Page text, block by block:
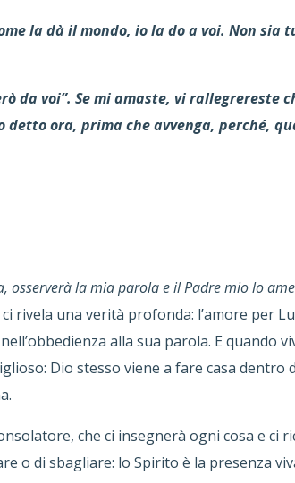
la dà il mondo, io la do a voi. Non sia
da voi”. Se mi amaste, vi rallegrereste
detto ora, prima che avvenga, perché,
osserverà la mia parola e il Padre mio lo
rivela una verità profonda: l’amore per
alla sua parola. E quando
Dio stesso viene a fare casa dentro
che ci insegnerà ogni cosa e ci
o di sbagliare: lo Spirito è la presenza